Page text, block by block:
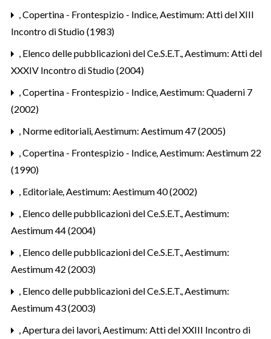
,Copertina - Frontespizio - Indice,Aestimum: Atti del XIII
Incontro di Studio (1983)
, Elenco delle pubblicazioni del Ce.S.E.T.,Aestimum: Atti del
XXXIV Incontro di Studio (2004)
,Copertina - Frontespizio - Indice,Aestimum: Quaderni 7
(2002)
, Norme editoriali,Aestimum: Aestimum 47 (2005)
,Copertina - Frontespizio - Indice,Aestimum: Aestimum 22
(1990)
, Editoriale,Aestimum: Aestimum 40 (2002)
, Elenco delle pubblicazioni del Ce.S.E.T.,Aestimum:
Aestimum 44 (2004)
, Elenco delle pubblicazioni del Ce.S.E.T.,Aestimum:
Aestimum 42 (2003)
, Elenco delle pubblicazioni del Ce.S.E.T.,Aestimum:
Aestimum 43 (2003)
,Apertura dei lavori,Aestimum: Atti del XXIII Incontro di